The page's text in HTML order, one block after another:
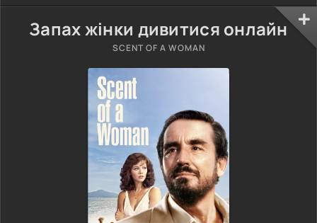
Запах жінки дивитися онлайн
SCENT OF A WOMAN